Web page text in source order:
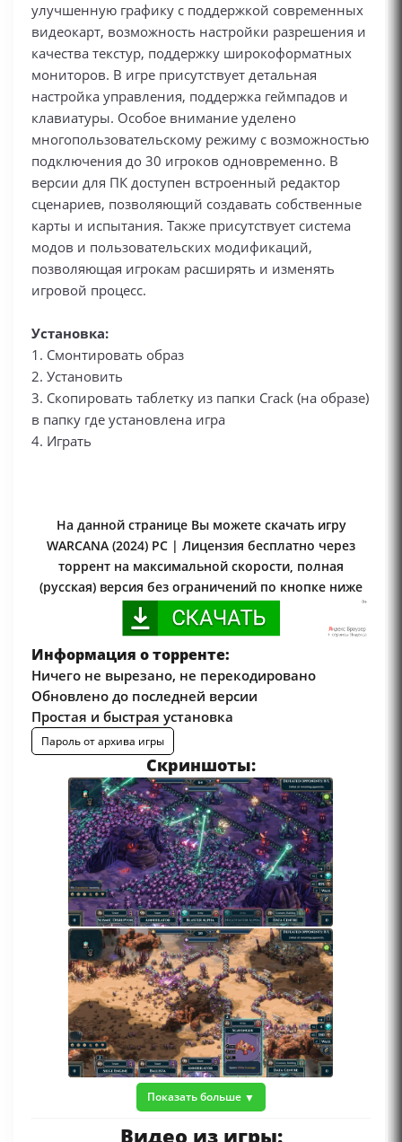
улучшенную графику с поддержкой современных
видеокарт, возможность настройки разрешения и
качества текстур, поддержку широкоформатных
мониторов. В игре присутствует детальная
настройка управления, поддержка геймпадов и
клавиатуры. Особое внимание уделено
многопользовательскому режиму с возможностью
подключения до 30 игроков одновременно. В
версии для ПК доступен встроенный редактор
сценариев, позволяющий создавать собственные
карты и испытания. Также присутствует система
модов и пользовательских модификаций,
позволяющая игрокам расширять и изменять
игровой процесс.
Установка:
1. Смонтировать образ
2. Установить
3. Скопировать таблетку из папки Crack (на образе)
в папку где установлена игра
4. Играть
На данной странице Вы можете скачать игру
WARCANA (2024) PC | Лицензия бесплатно через
торрент на максимальной скорости, полная
(русская) версия без ограничений по кнопке ниже
Информация о торренте:
Ничего не вырезано, не перекодировано
Обновлено до последней версии
Простая и быстрая установка
Пароль от архива игры
Скриншоты:
Показать больше
Видео из игры: